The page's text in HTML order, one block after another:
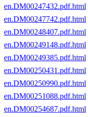
en.DM00247432.pdf.html
en.DM00247742.pdf.html
en.DM00248407.pdf.html
en.DM00249148.pdf.html
en.DM00249385.pdf.html
en.DM00250431.pdf.html
en.DM00250990.pdf.html
en.DM00251088.pdf.html
en.DM00254687.pdf.html